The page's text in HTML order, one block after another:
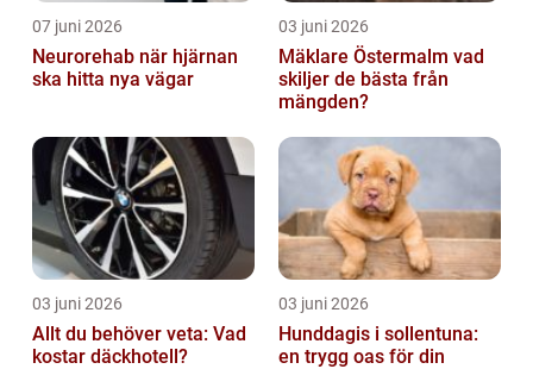
07 juni 2026
Neurorehab när hjärnan
ska hitta nya vägar
03 juni 2026
Mäklare Östermalm vad
skiljer de bästa från
mängden?
03 juni 2026
Allt du behöver veta: Vad
kostar däckhotell?
03 juni 2026
Hunddagis i sollentuna:
en trygg oas för din